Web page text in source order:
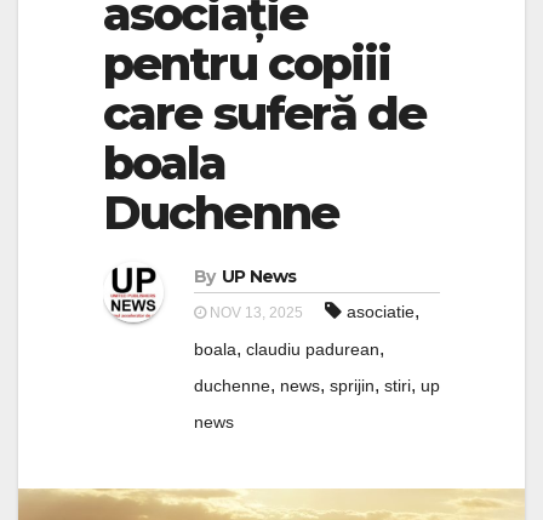
asociație
pentru copiii
care suferă de
boala
Duchenne
By UP News
NOV 13, 2025 asociatie,
boala, claudiu padurean,
duchenne, news, sprijin, stiri, up
news